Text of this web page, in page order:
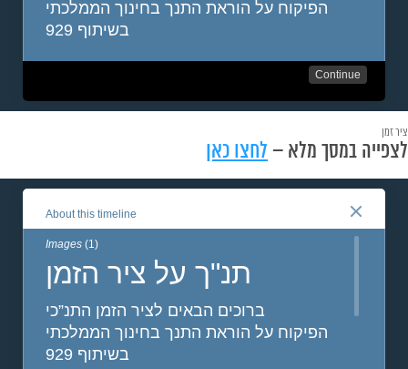
ציר זמן
לצפייה במסך מלא – לחצו כאן